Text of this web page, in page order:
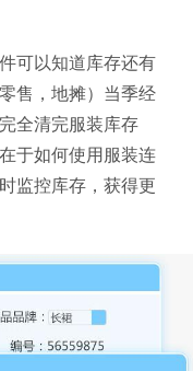
可以知道库存还有
售，地摊）当季经
全清完服装库存
于如何使用服装连
监控库存，获得更